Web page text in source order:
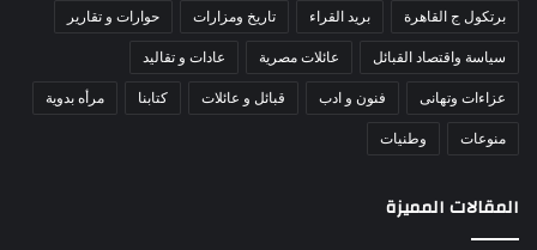
برتكول ج القاهرة بريد القراء تاريخ ومزارات حوارات و تقارير
سياسة واقتصاد القبائل عائلات مصرية عادات و تقاليد
عزاءات وتهانى فنون و ادب قبائل و عائلات كتابنا مرأه بدوية
منوعات وطنيات
المقالات المميزة